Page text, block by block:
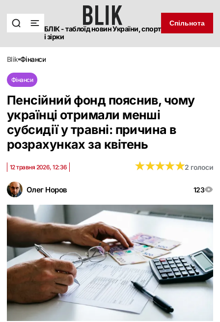
БЛІК - таблоїд новин України, спорт
і зірки
Спільнота
blik фінанси
Фінанси
Пенсійний фонд пояснив, чому
українці отримали менші
субсидії у травні: причина в
розрахунках за квітень
Олег Норов 123
12 травня 2026, 12:36 ★★★★★
★★★★★2 голоси